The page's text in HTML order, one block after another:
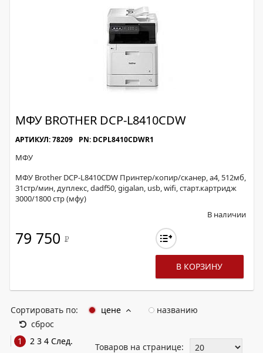
МФУ BROTHER DCP-L8410CDW
АРТИКУЛ: 78209 PN: DCPL8410CDWR1
МФУ
МФУ Brother DCP-L8410CDW Принтер/копир/сканер, a4, 512мб,
31стр/мин, дуплекс, dadf50, gigalan, usb, wifi, старт.картридж
3000/1800 стр (мфу)
В наличии
79 750 Р
В КОРЗИНУ
Сортировать по: цене
названию
сброс
1
2 3 4 След.
Товаров на странице: